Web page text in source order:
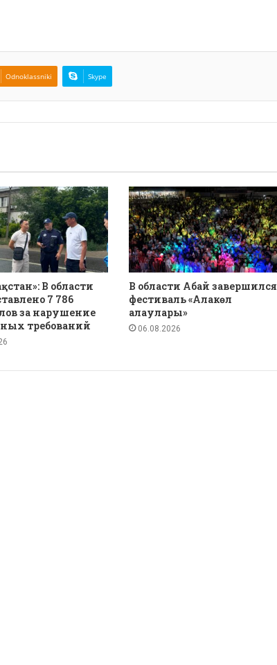
Odnoklassniki Skype
В области
7 786
за нарушение
требований
В области Абай завершился
фестиваль «Алакөл
алаулары»
06.08.2026